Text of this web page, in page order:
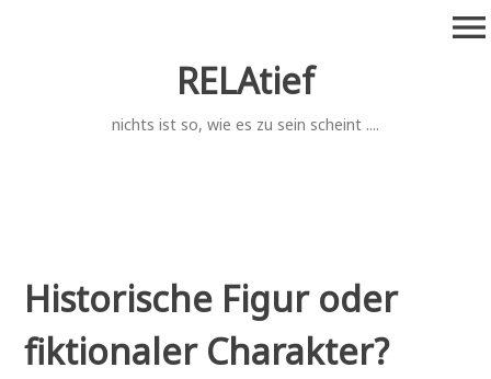
RELAtief
nichts ist so, wie es zu sein scheint ....
menu
Historische Figur oder
fiktionaler Charakter?